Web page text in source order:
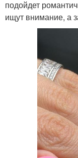
подойдет
ищут внимание, а